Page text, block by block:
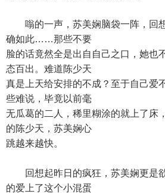
嗡的一声，苏美娴脑袋一阵，回
确如此……那些不要
脸的话竟然全是出自自己之口，她也
态百出。难道陈少天
真是上天给安排的不成？至于自己爱
些难说，毕竟以前毫
无瓜葛的二人，稀里糊涂的就上了床
的陈少天，苏美娴心
跳越来越快。
回想起昨日的疯狂，苏美娴更是
的爱上了这个小混蛋